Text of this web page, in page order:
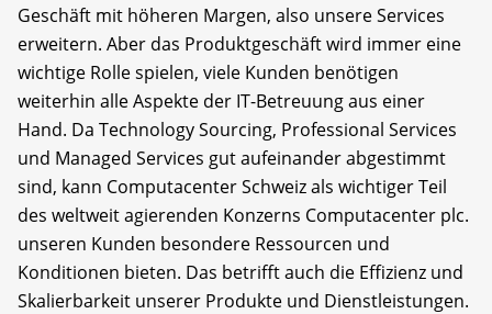
Geschäft mit höheren Margen, also unsere Services
erweitern. Aber das Produktgeschäft wird immer eine
wichtige Rolle spielen, viele Kunden benötigen
weiterhin alle Aspekte der IT-Betreuung aus einer
Hand. Da Technology Sourcing, Professional Services
und Managed Services gut aufeinander abgestimmt
sind, kann Computacenter Schweiz als wichtiger Teil
des weltweit agierenden Konzerns Computacenter plc.
unseren Kunden besondere Ressourcen und
Konditionen bieten. Das betrifft auch die Effizienz und
Skalierbarkeit unserer Produkte und Dienstleistungen.